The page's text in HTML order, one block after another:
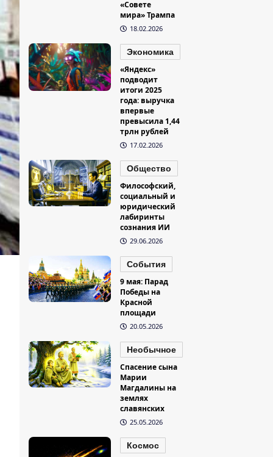
«Совете
мира» Трампа
18.02.2026
Экономика
«Яндекс»
подводит
итоги 2025
года: выручка
впервые
превысила 1,44
трлн рублей
17.02.2026
Общество
Философский,
социальный и
юридический
лабиринты
сознания ИИ
29.06.2026
События
9 мая: Парад
Победы на
Красной
площади
20.05.2026
Необычное
Спасение сына
Марии
Магдалины на
землях
славянских
25.05.2026
Космос